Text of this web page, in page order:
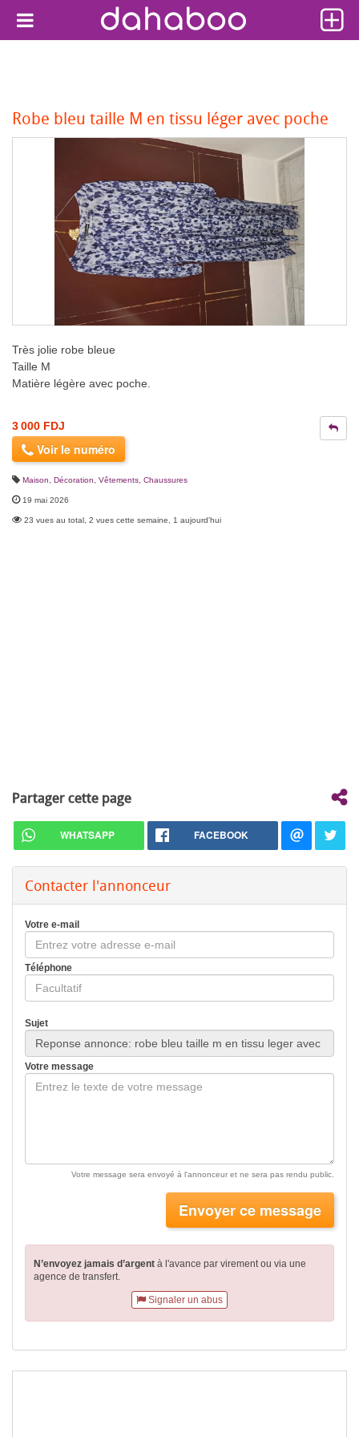
Robe bleu taille M en tissu léger avec poche
Très jolie robe bleue
Taille M
Matière légère avec poche.
3 000 FDJ
Voir le numéro
Maison, Décoration Vêtements, Chaussures
19 mai 2026
23 vues au total, 2 vues cette semaine, 1 aujourd'hui
Partager cette page
WHATSAPP FACEBOOK
Contacter l'annonceur
Votre e-mail
Téléphone
Sujet
Votre message
Votre message sera envoyé à l'annonceur et ne sera pas rendu public.
Envoyer ce message
N’envoyez jamais d’argent à l'avance par virementou via une
agence de transfert.
Signaler un abus